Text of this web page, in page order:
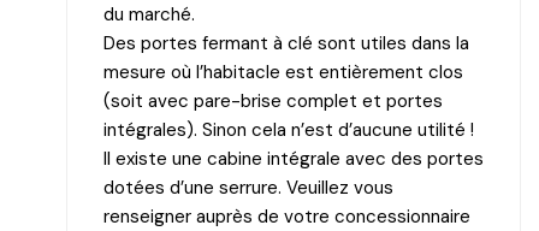
du marché.
Des portes fermant à clé sont utiles dans la
mesure où l’habitacle est entièrement clos
(soit avec pare-brise complet et portes
intégrales). Sinon cela n’est d’aucune utilité !
Il existe une cabine intégrale avec des portes
dotées d’une serrure. Veuillez vous
renseigner auprès de votre concessionnaire